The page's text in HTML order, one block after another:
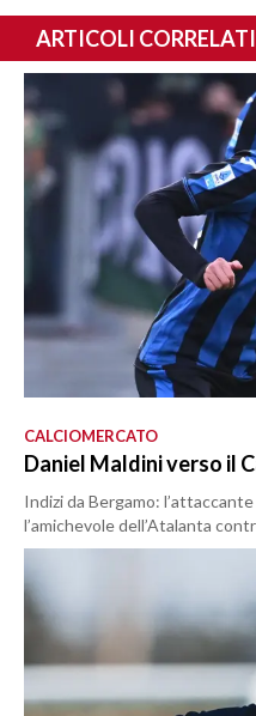
ARTICOLI CORRELATI
CALCIOMERCATO
Daniel Maldini verso il
Indizi da Bergamo:
l’amichevole dell’Atalanta